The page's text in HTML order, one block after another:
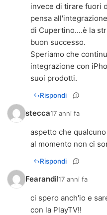
invece di tirare fuori
pensa
di Cupertino....è la
buon successo.
Speriamo che
integrazione con
suoi prodotti.
Rispondi
stecca17 anni fa
aspetto che
al momento non ci
Rispondi
Fearandil17 anni fa
ci spero anch'io e
con la PlayTV!!